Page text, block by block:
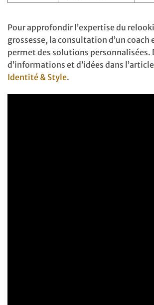
Pour approfondir l’expertise du
grossesse, la consultation d’un coach
permet des solutions personnalisées.
d’informations et d’idées dans l’article
Identité & Style.